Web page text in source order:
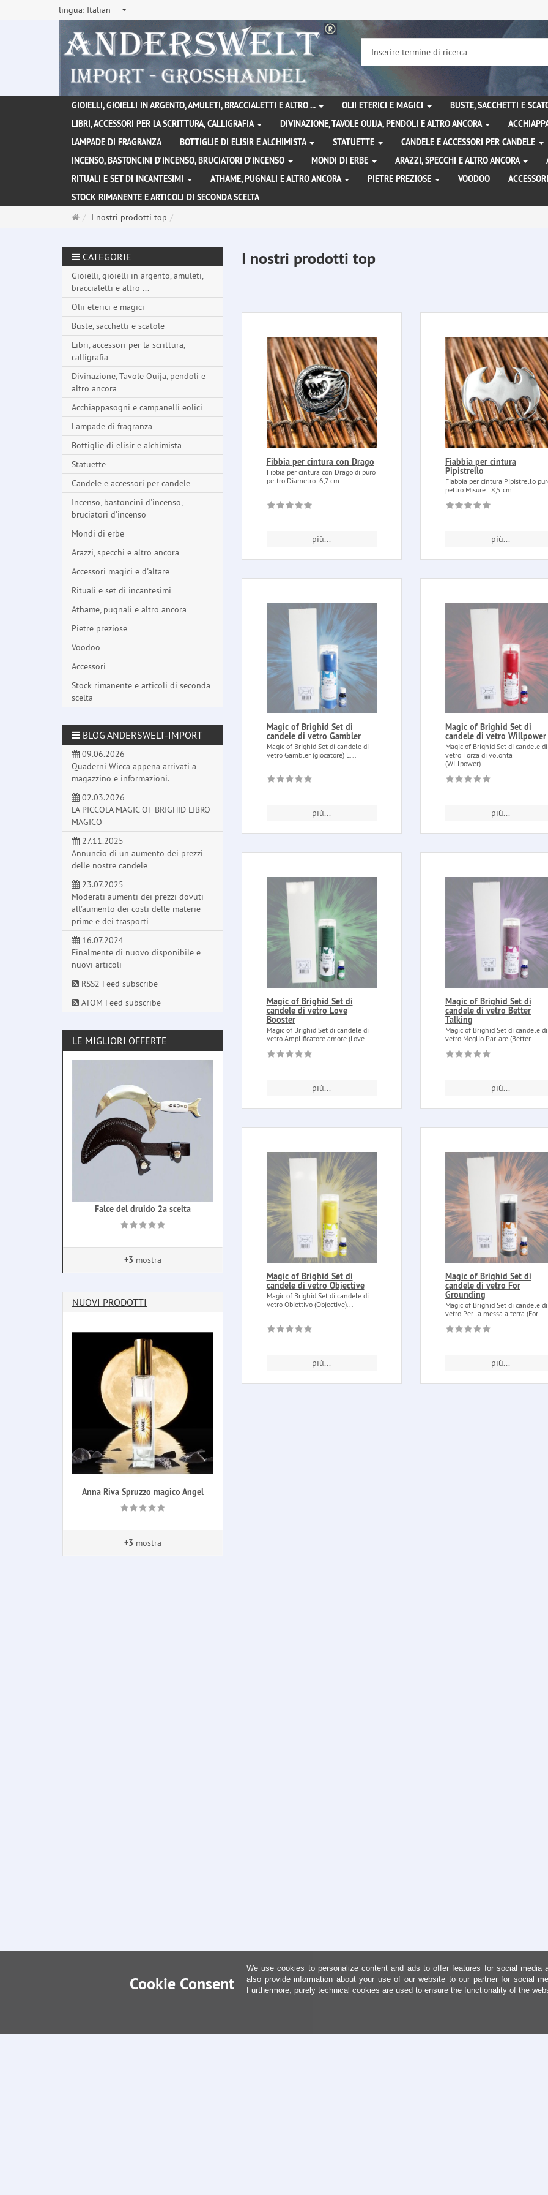
lingua: Italian
GIOIELLI, GIOIELLI IN ARGENTO, AMULETI, BRACCIALETTI E ALTRO ... OLII ETERICI E MAGICI
BUSTE, SACCHETTI E
LIBRI, ACCESSORI PER LA SCRITTURA, CALLIGRAFIA
DIVINAZIONE, TAVOLE OUIJA, PENDOLI E ALTRO ANCORA
LAMPADE DI FRAGRANZA
BOTTIGLIE DI ELISIR E ALCHIMISTA STATUETTE
CANDELE E ACCESSORI PER CANDELE
INCENSO, BASTONCINI D'INCENSO, BRUCIATORI D'INCENSO
MONDI DI ERBE ARAZZI, SPECCHI E ALTRO ANCORA
RITUALI E SET DI INCANTESIMI
ATHAME, PUGNALI E ALTRO ANCORA PIETRE PREZIOSE VOODOO
ACCESSORI
STOCK RIMANENTE E ARTICOLI DI SECONDA SCELTA
PaginaI nostri prodotti top
I nostri prodotti top
Fibbia per cintura con Drago
Fibbia per cintura con Drago di puro
peltro.Diametro: 6,7 cm
più...
Fiabbia per cintura
Pipistrello
Fiabbia per cintura Pipistrello
peltro.Misure: 8,5 cm...
più...
Magic of Brighid Set di
candele di vetro Gambler
Magic of Brighid Set di candele di
vetro Gambler (giocatore) E...
più...
Magic of Brighid Set di
candele di vetro Willpower
Magic of Brighid Set di candele di
vetro Forza di volontà
(Willpower)...
più...
Magic of Brighid Set di
candele di vetro Love
Booster
Magic of Brighid Set di candele di
vetro Amplificatore amore (Love...
più...
Magic of Brighid Set di
candele di vetro Better
Talking
Magic of Brighid Set di candele di
vetro Meglio Parlare (Better...
più...
Magic of Brighid Set di
candele di vetro Objective
Magic of Brighid Set di candele di
vetro Obiettivo (Objective)...
più...
Magic of Brighid Set di
candele di vetro For
Grounding
Magic of Brighid Set di candele di
vetro Per la messa a terra (For...
più...
CATEGORIE
Gioielli, gioielli in argento, amuleti,
braccialetti e altro ...
Olii eterici e magici
Buste, sacchetti e scatole
Libri, accessori per la scrittura,
calligrafia
Divinazione, Tavole Ouija, pendoli e
altro ancora
Acchiappasogni e campanelli eolici
Lampade di fragranza
Bottiglie di elisir e alchimista
Statuette
Candele e accessori per candele
Incenso, bastoncini d'incenso,
bruciatori d'incenso
Mondi di erbe
Arazzi, specchi e altro ancora
Accessori magici e d'altare
Rituali e set di incantesimi
Athame, pugnali e altro ancora
Pietre preziose
Voodoo
Accessori
Stock rimanente e articoli di seconda
scelta
BLOG ANDERSWELT-IMPORT
09.06.2026
Quaderni Wicca appena arrivati a
magazzino e informazioni.
02.03.2026
LA PICCOLA MAGIC OF BRIGHID LIBRO
MAGICO
27.11.2025
Annuncio di un aumento dei prezzi
delle nostre candele
23.07.2025
Moderati aumenti dei prezzi dovuti
all'aumento dei costi delle materie
prime e dei trasporti
16.07.2024
Finalmente di nuovo disponibile e
nuovi articoli
RSS2 Feed subscribe
ATOM Feed subscribe
LE MIGLIORI OFFERTE
Falce del druido 2a scelta
+3 mostra
NUOVI PRODOTTI
Anna Riva Spruzzo magico Angel
+3 mostra
Cookie Consent
We use cookies to personalize content and ads to offer features for social media
also provide information about your use of our website to our partner for social
Furthermore, purely technical cookies are used to ensure the functionality of the